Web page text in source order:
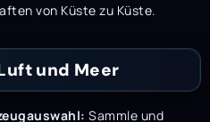
von Küste zu Küste.
und Meer
Sammle und